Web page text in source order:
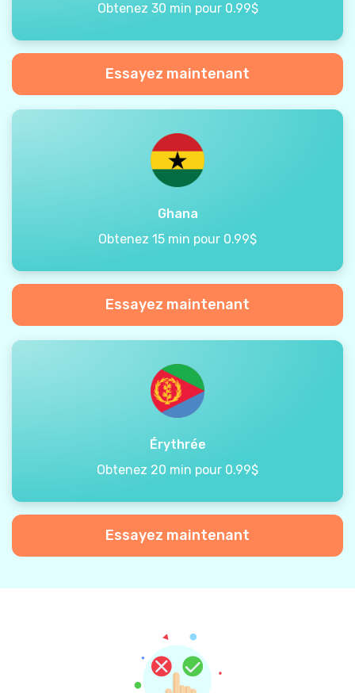
Obtenez 30 min pour 0.99$
Essayez maintenant
Ghana
Obtenez 15 min pour 0.99$
Essayez maintenant
Érythrée
Obtenez 20 min pour 0.99$
Essayez maintenant